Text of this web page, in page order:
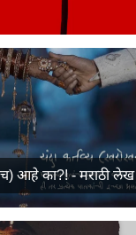
आहे का?! - मराठी लेख